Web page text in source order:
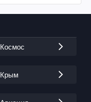
Космос
Крым